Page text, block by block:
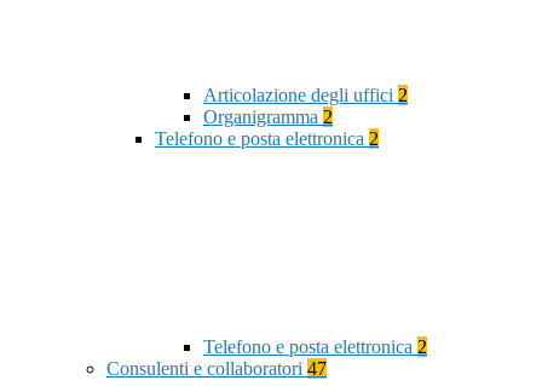
Articolazione degli uffici 2
Organigramma 2
Telefono e posta elettronica 2
Telefono e posta elettronica 2
Consulenti e collaboratori 47